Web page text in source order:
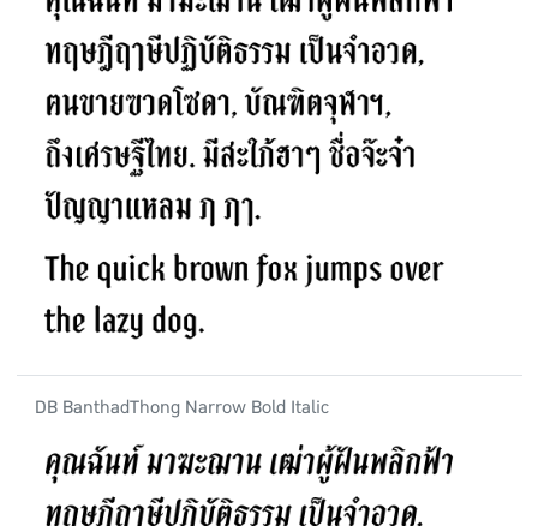
DB BanthadThong Narrow Bold Italic